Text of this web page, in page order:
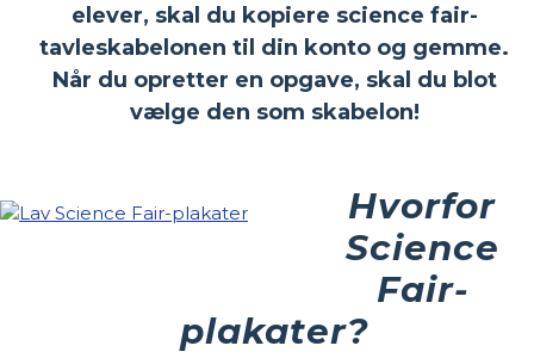
elever, skal du kopiere science fair-
tavleskabelonen til din konto og gemme.
Når du opretter en opgave, skal du blot
vælge den som skabelon!
Hvorfor
Science
Fair-
plakater?